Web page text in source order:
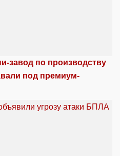
завод по производству
под премиум-